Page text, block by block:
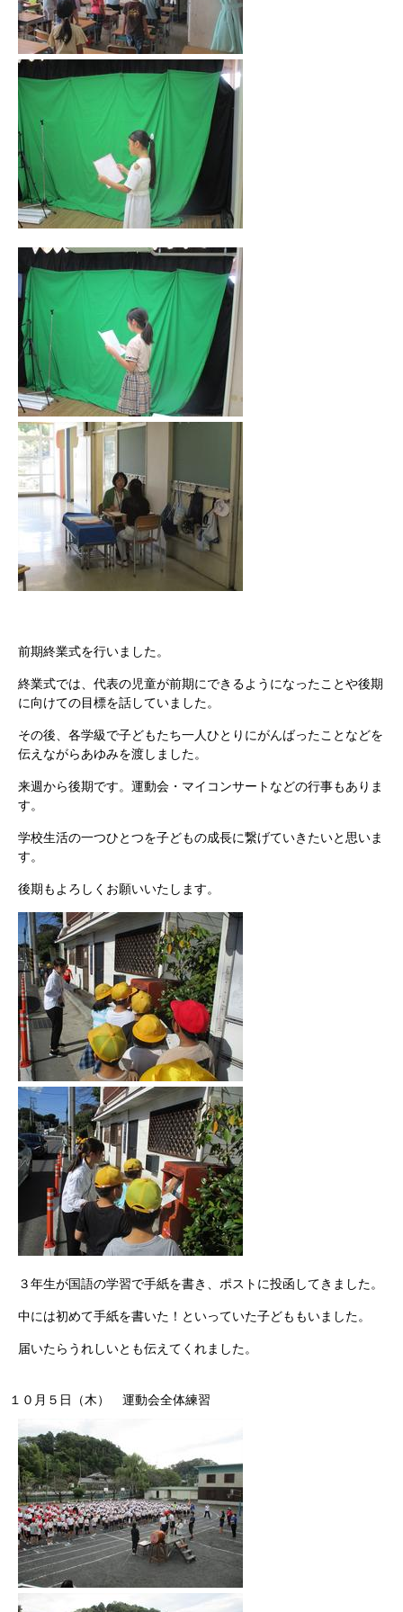
前期終業式を行いました。
終業式では、代表の児童が前期にできるようになったことや後期
に向けての目標を話していました。
その後、各学級で子どもたち一人ひとりにがんばったことなどを
伝えながらあゆみを渡しました。
来週から後期です。運動会・マイコンサートなどの行事もありま
す。
学校生活の一つひとつを子どもの成長に繋げていきたいと思いま
す。
後期もよろしくお願いいたします。
３年生が国語の学習で手紙を書き、ポストに投函してきました。
中には初めて手紙を書いた！といっていた子どももいました。
届いたらうれしいとも伝えてくれました。
１０月５日（木） 運動会全体練習